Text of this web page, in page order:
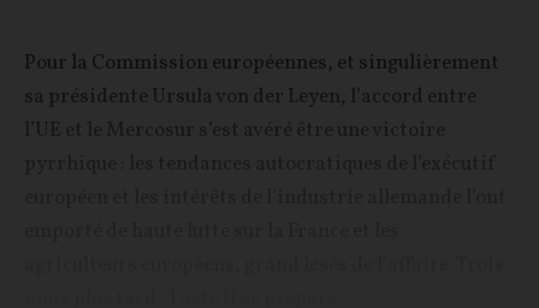
Pour la Commission européennes, et singulièrement
sa présidente Ursula von der Leyen, l’accord entre